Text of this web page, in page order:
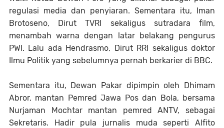
regulasi media dan penyiaran. Sementara itu, Iman
Brotoseno, Dirut TVRI sekaligus sutradara film,
menambah warna dengan latar belakang pengurus
PWI. Lalu ada Hendrasmo, Dirut RRI sekaligus doktor
Ilmu Politik yang sebelumnya pernah berkarier di BBC.
Sementara itu, Dewan Pakar dipimpin oleh Dhimam
Abror, mantan Pemred Jawa Pos dan Bola, bersama
Nurjaman Mochtar mantan pemred ANTV, sebagai
Sekretaris. Hadir pula jurnalis muda seperti Alfito